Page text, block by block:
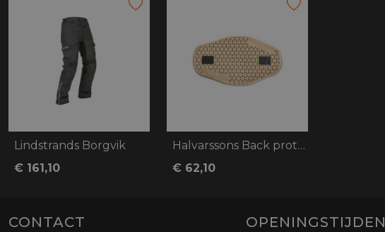
Lindstrands Borgvik
€ 161,10
Halvarssons Back protector Melbyn
€ 62,10
CONTACT OPENINGSTIJDEN